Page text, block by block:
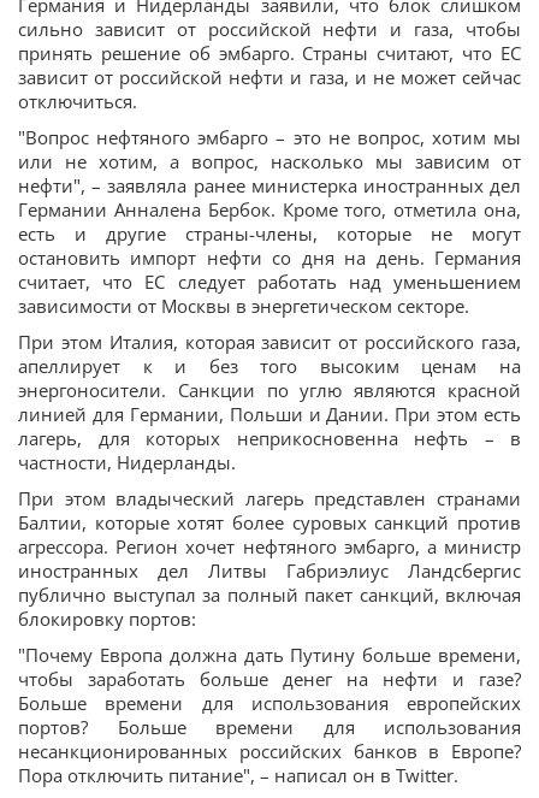
Германия и Нидерланды заявили, что блок слишком
сильно зависит от российской нефти и газа, чтобы
принять решение об эмбарго. Страны считают, что ЕС
зависит от российской нефти и газа, и не может сейчас
отключиться.
"Вопрос нефтяного эмбарго – это не вопрос, хотим мы
или не хотим, а вопрос, насколько мы зависим от
нефти", – заявляла ранее министерка иностранных дел
Германии Анналена Бербок. Кроме того, отметила она,
есть и другие страны-члены, которые не могут
остановить импорт нефти со дня на день. Германия
считает, что ЕС следует работать над уменьшением
зависимости от Москвы в энергетическом секторе.
При этом Италия, которая зависит от российского газа,
апеллирует к и без того высоким ценам на
энергоносители. Санкции по углю являются красной
линией для Германии, Польши и Дании. При этом есть
лагерь, для которых неприкосновенна нефть – в
частности, Нидерланды.
При этом владыческий лагерь представлен странами
Балтии, которые хотят более суровых санкций против
агрессора. Регион хочет нефтяного эмбарго, а министр
иностранных дел Литвы Габриэлиус Ландсбергис
публично выступал за полный пакет санкций, включая
блокировку портов:
"Почему Европа должна дать Путину больше времени,
чтобы заработать больше денег на нефти и газе?
Больше времени для использования европейских
портов? Больше времени для использования
несанкционированных российских банков в Европе?
Пора отключить питание", – написал он в Twitter.